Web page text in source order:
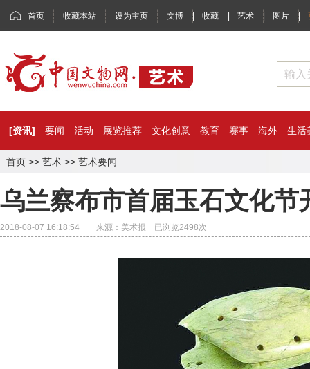
首页 收藏本站 设为主页 文博 | 收藏 | 艺术 | 图片 |
[资讯] 要闻 活动 展览推荐 文化创意 教育 赛事 海外 生活
首页 >> 艺术 >> 艺术要闻
乌兰察布市首届玉石文化节
2018-08-07 16:18:54 来源：美术报 已浏览2498次